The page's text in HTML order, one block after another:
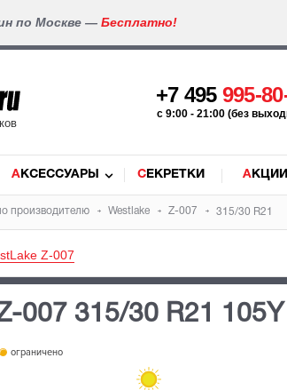
по Москве — Бесплатно!
+7 495 995-
c 9:00 - 21:00 (без
АКСЕССУАРЫ СЕКРЕТКИ
производителю Westlake Z-007 315/30 R21
Z-007
007 315/30 R21 105Y
ограничено